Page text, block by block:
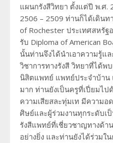
แผนกรังสีวิทยา ตั้งแต่ปี พ.ศ.
2506 – 2509 ท่านก็ได้เดิน
of Rochester ประเทศสหรัฐ
รับ Diploma of American
นั้นท่านจึงได้นำเอาความรู้แ
วิชาการทางรังสี วิทยาที่ได้พ
นิสิตแพทย์ แพทย์ประจำบ้าน
มาก ท่านยังเป็นครูที่เปี่ยมไ
ความเสียสละทุ่มเท มีความอ
ศิษย์และผู้ร่วมงานทุกระดับเ
รังสีแพทย์ที่เชี่ยวชาญทางด้า
อย่างยิ่ง และท่านยังได้ร่วมใ